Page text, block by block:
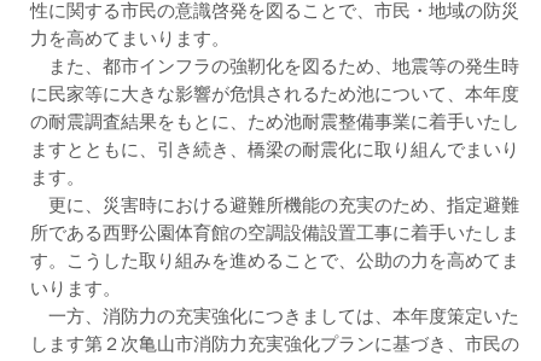
性に関する市民の意識啓発を図ることで、市民・地域の防災
力を高めてまいります。
また、都市インフラの強靭化を図るため、地震等の発生時
に民家等に大きな影響が危惧されるため池について、本年度
の耐震調査結果をもとに、ため池耐震整備事業に着手いたし
ますとともに、引き続き、橋梁の耐震化に取り組んでまいり
ます。
更に、災害時における避難所機能の充実のため、指定避難
所である西野公園体育館の空調設備設置工事に着手いたしま
す。こうした取り組みを進めることで、公助の力を高めてま
いります。
一方、消防力の充実強化につきましては、本年度策定いた
します第２次亀山市消防力充実強化プランに基づき、市民の